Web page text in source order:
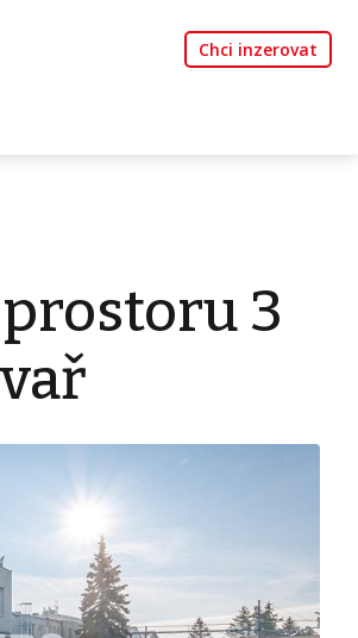
Chci inzerovat
3